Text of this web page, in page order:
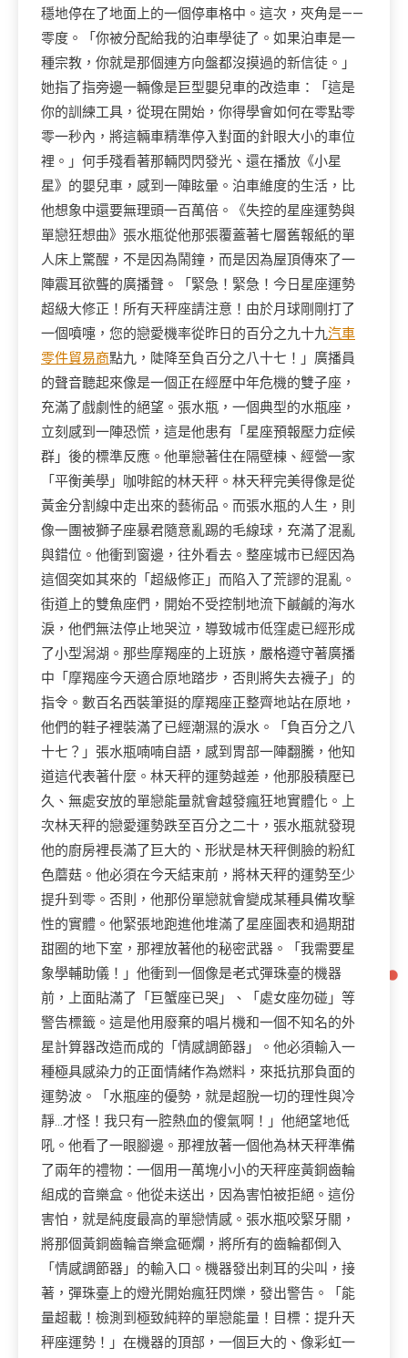
穩地停在了地面上的一個停車格中。這次，夾角是——
零度。「你被分配給我的泊車學徒了。如果泊車是一
種宗教，你就是那個連方向盤都沒摸過的新信徒。」
她指了指旁邊一輛像是巨型嬰兒車的改造車：「這是
你的訓練工具，從現在開始，你得學會如何在零點零
零一秒內，將這輛車精準停入對面的針眼大小的車位
裡。」何手殘看著那輛閃閃發光、還在播放《小星
星》的嬰兒車，感到一陣眩暈。泊車維度的生活，比
他想象中還要無理頭一百萬倍。《失控的星座運勢與
單戀狂想曲》張水瓶從他那張覆蓋著七層舊報紙的單
人床上驚醒，不是因為鬧鐘，而是因為屋頂傳來了一
陣震耳欲聾的廣播聲。「緊急！緊急！今日星座運勢
超級大修正！所有天秤座請注意！由於月球剛剛打了
一個噴嚏，您的戀愛機率從昨日的百分之九十九汽車
零件貿易商點九，陡降至負百分之八十七！」廣播員
的聲音聽起來像是一個正在經歷中年危機的雙子座，
充滿了戲劇性的絕望。張水瓶，一個典型的水瓶座，
立刻感到一陣恐慌，這是他患有「星座預報壓力症候
群」後的標準反應。他單戀著住在隔壁棟、經營一家
「平衡美學」咖啡館的林天秤。林天秤完美得像是從
黃金分割線中走出來的藝術品。而張水瓶的人生，則
像一團被獅子座暴君隨意亂踢的毛線球，充滿了混亂
與錯位。他衝到窗邊，往外看去。整座城市已經因為
這個突如其來的「超級修正」而陷入了荒謬的混亂。
街道上的雙魚座們，開始不受控制地流下鹹鹹的海水
淚，他們無法停止地哭泣，導致城市低窪處已經形成
了小型潟湖。那些摩羯座的上班族，嚴格遵守著廣播
中「摩羯座今天適合原地踏步，否則將失去襪子」的
指令。數百名西裝筆挺的摩羯座正整齊地站在原地，
他們的鞋子裡裝滿了已經潮濕的淚水。「負百分之八
十七？」張水瓶喃喃自語，感到胃部一陣翻騰，他知
道這代表著什麼。林天秤的運勢越差，他那股積壓已
久、無處安放的單戀能量就會越發瘋狂地實體化。上
次林天秤的戀愛運勢跌至百分之二十，張水瓶就發現
他的廚房裡長滿了巨大的、形狀是林天秤側臉的粉紅
色蘑菇。他必須在今天結束前，將林天秤的運勢至少
提升到零。否則，他那份單戀就會變成某種具備攻擊
性的實體。他緊張地跑進他堆滿了星座圖表和過期甜
甜圈的地下室，那裡放著他的秘密武器。「我需要星
象學輔助儀！」他衝到一個像是老式彈珠臺的機器
前，上面貼滿了「巨蟹座已哭」、「處女座勿碰」等
警告標籤。這是他用廢棄的唱片機和一個不知名的外
星計算器改造而成的「情感調節器」。他必須輸入一
種極具感染力的正面情緒作為燃料，來抵抗那負面的
運勢波。「水瓶座的優勢，就是超脫一切的理性與冷
靜…才怪！我只有一腔熱血的傻氣啊！」他絕望地低
吼。他看了一眼腳邊。那裡放著一個他為林天秤準備
了兩年的禮物：一個用一萬塊小小的天秤座黃銅齒輪
組成的音樂盒。他從未送出，因為害怕被拒絕。這份
害怕，就是純度最高的單戀情感。張水瓶咬緊牙關，
將那個黃銅齒輪音樂盒砸爛，將所有的齒輪都倒入
「情感調節器」的輸入口。機器發出刺耳的尖叫，接
著，彈珠臺上的燈光開始瘋狂閃爍，發出警告。「能
量超載！檢測到極致純粹的單戀能量！目標：提升天
秤座運勢！」在機器的頂部，一個巨大的、像彩虹一